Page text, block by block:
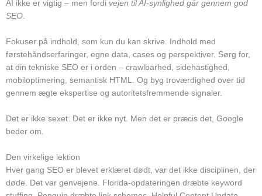
AI ikke er vigtig – men fordi vejen til AI-synlighed går gennem god
SEO
Fokuser på indhold, som kun du kan skrive. Indhold med
førstehåndserfaringer, egne data, cases og perspektiver. Sørg for,
at din tekniske SEO er i orden – crawlbarhed, sidehastighed,
mobiloptimering, semantisk HTML. Og byg troværdighed over tid
gennem ægte ekspertise og autoritetsfremmende signaler.
Det er ikke sexet. Det er ikke nyt. Men det er præcis det, Google
beder om.
Den virkelige lektion
Hver gang SEO er blevet erklæret dødt, var det ikke disciplinen, der
døde. Det var genvejene. Florida-opdateringen dræbte keyword